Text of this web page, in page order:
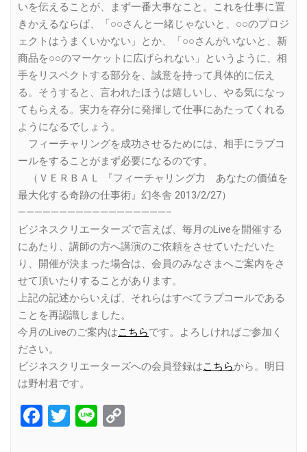
いを伝えることが、まず一番大事なこと。これを仕事に置
きかえるならば、「○○さんと一緒じゃないと、○○のプロジ
ェクトはうまくいかない」とか、「○○さんがいないと、新
商品を○○のマーケットに広げられない」というように、相
手をリスペクトする部分を、誠意を持って具体的に伝え
る。そうすると、言われたほうは嬉しいし、やる気になっ
てもらえる。実力を存分に発揮して仕事にあたってくれる
ようになるでしょう。
フィーチャリングを成功させるためには、相手にラブコ
ールをすることがまず必要になるのです。
（ＶＥＲＢＡＬ 『フィーチャリング力 あなたの価値を
最大化する奇跡の仕事術』幻冬舎 2013/2/27）
——————————————————–
ビジネスクリエーターズで言えば、毎月のLiveを開催する
にあたり、講師の方へ講演のご依頼をさせていただいた
り、開催が決まった場合は、会員のみなさまへご案内をさ
せて頂いたりすることがあります。
上記の記述からいえば、それらはすべてラブコールである
ことを再認識しました。
今月のLiveのご案内はこちらです。よろしければご参加く
ださい。
ビジネスクリエーターズへの会員登録はこちらから。明日
は野村君です。
Facebook
Twitter
Line